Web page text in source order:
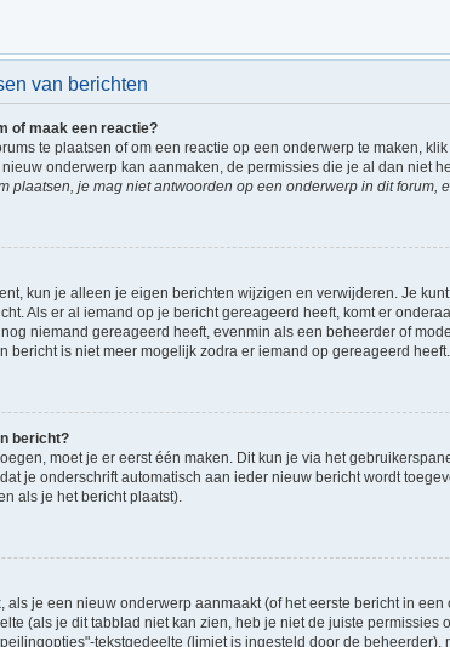
van berichten
of maak een reactie?
te plaatsen of om een reactie op een onderwerp te maken,
onderwerp kan aanmaken, de permissies die je al dan niet
plaatsen, je mag niet antwoorden op een onderwerp in dit forum,
kun je alleen je eigen berichten wijzigen en verwijderen. Je
Als er al iemand op je bericht gereageerd heeft, komt er
niemand gereageerd heeft, evenmin als een beheerder of
bericht is niet meer mogelijk zodra er iemand op gereageerd heeft.
bericht?
moet je er eerst één maken. Dit kun je via het
je onderschrift automatisch aan ieder nieuw bericht wordt
als je het bericht plaatst).
je een nieuw onderwerp aanmaakt (of het eerste bericht in
(als je dit tabblad niet kan zien, heb je niet de juiste
tekstgedeelte (limiet is ingesteld door de